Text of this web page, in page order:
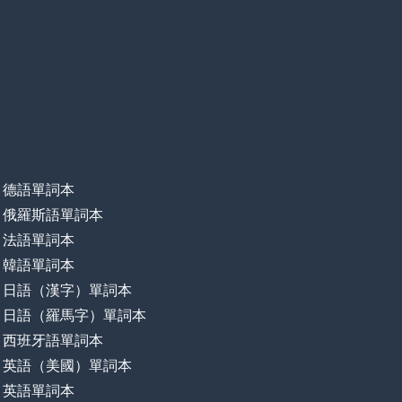
德語單詞本
俄羅斯語單詞本
法語單詞本
韓語單詞本
日語（漢字）單詞本
日語（羅馬字）單詞本
西班牙語單詞本
英語（美國）單詞本
英語單詞本